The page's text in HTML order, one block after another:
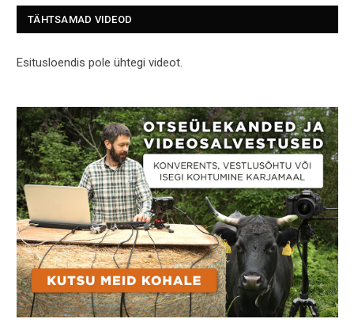
TÄHTSAMAD VIDEOD
Esitusloendis pole ühtegi videot.